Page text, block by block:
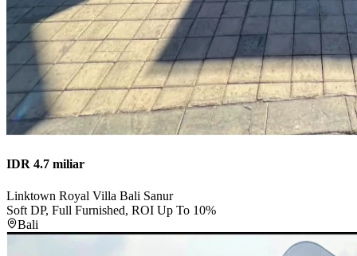
IDR 4.7 miliar
Linktown Royal Villa Bali Sanur
Soft DP, Full Furnished, ROI Up To 10%
Bali